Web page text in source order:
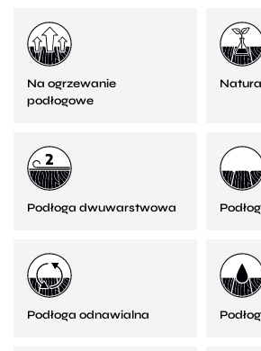
Na ogrzewanie
podłogowe
Podłoga dwuwarstwowa
Podłoga odnawialna